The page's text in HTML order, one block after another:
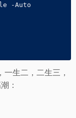
生二，二生三，
：